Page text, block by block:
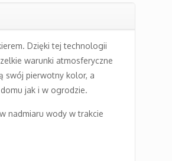
Dzięki tej technologii
warunki atmosferyczne
swój pierwotny kolor, a
jak i w ogrodzie.
nadmiaru wody w trakcie